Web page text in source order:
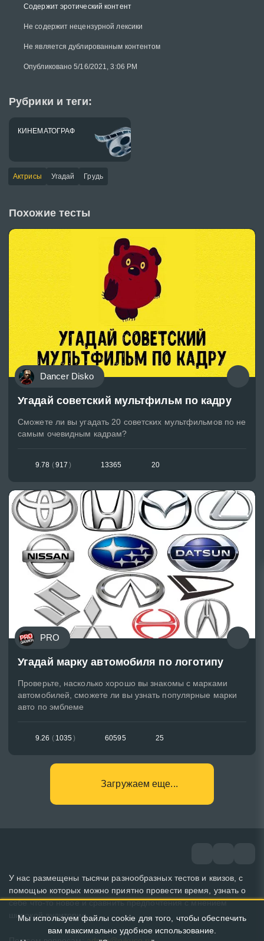
Содержит эротический контент
Не содержит нецензурной лексики
Не является дублированным контентом
Опубликовано 5/16/2021, 3:06 PM
Рубрики и теги:
КИНЕМАТОГРАФ
Актрисы Угадай Грудь
Похожие тесты
Dancer Disko
Угадай советский мультфильм по кадру
Сможете ли вы угадать 20 советских мультфильмов по не
самым очевидным кадрам?
9.78 (917 ) 13365 20
PRO
Угадай марку автомобиля по логотипу
Проверьте, насколько хорошо вы знакомы с марками
автомобилей, сможете ли вы узнать популярные марки
авто по эмблеме
9.26 ( 1035 ) 60595 25
Загружаем еще...
У нас размещены тысячи разнообразных тестов и квизов, с
помощью которых можно приятно провести время, узнать о
себе что-то новое и сравнить предпочтения с мнением
широкой аудитории.
Мы используем файлы cookie для того, чтобы обеспечить
вам максимально удобное использование.